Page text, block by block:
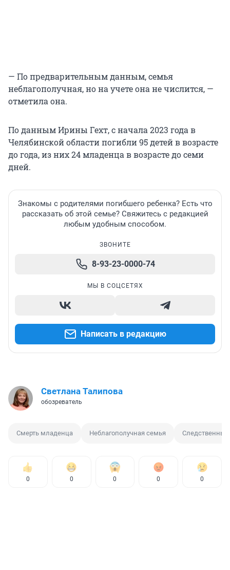
— По предварительным данным, семья
неблагополучная, но на учете она не числится, —
отметила она.
По данным Ирины Гехт, с начала 2023 года в
Челябинской области погибли 95 детей в возрасте
до года, из них 24 младенца в возрасте до семи
дней.
Знакомы с родителями погибшего ребенка? Есть что
рассказать об этой семье? Свяжитесь с редакцией
любым удобным способом.
ЗВОНИТЕ
8-93-23-0000-74
МЫ В СОЦСЕТЯХ
Написать в редакцию
Светлана Талипова
обозреватель
Смерть младенца Неблагополучная семья Следственный
0 0 0 0 0